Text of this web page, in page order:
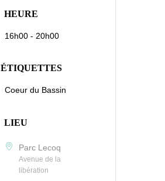
HEURE
16h00 - 20h00
ÉTIQUETTES
Coeur du Bassin
LIEU
Parc Lecoq
Avenue de la
libération